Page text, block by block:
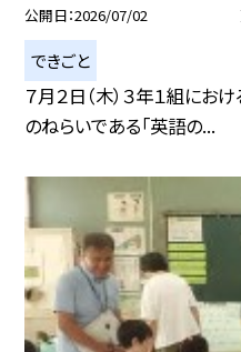
公開日 2026/07/02
できごと
７月２日（木）３年１組にお
のねらいである「英語の...